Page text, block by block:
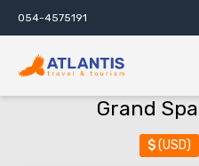
054-4575191
Grand
$(USD)